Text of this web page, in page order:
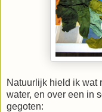
Natuurlijk hield ik wat
water, en over een in
gegoten: